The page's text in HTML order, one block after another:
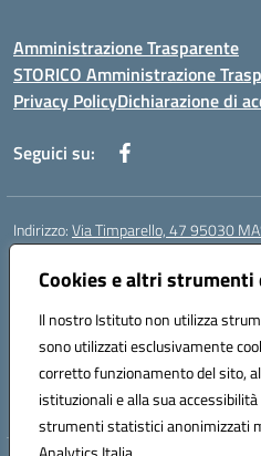
Cookies e altri
Il nostro Istituto non utilizza
sono utilizzati esclusivamente
corretto funzionamento del sito,
istituzionali e alla sua
strumenti statistici anonimizzati
Amministrazione Trasparente
STORICO Amministrazione
Privacy PolicyDichiarazione di
Seguici su:
Indirizzo:Via Timparello, 47 95030
Centralino:
Posta elettronica certificata (PEC):
Codice fiscale: 93238350875
Codice meccanografico:ctic8bc002
Codice Indice delle Pubbliche
Codice unico di fatturazione (CUF):